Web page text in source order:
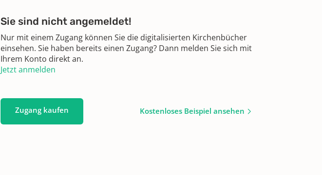
Sie sind nicht angemeldet!
Nur mit einem Zugang können Sie die digitalisierten Kirchenbücher
einsehen. Sie haben bereits einen Zugang? Dann melden Sie sich mit
Ihrem Konto direkt an.
Jetzt anmelden
Zugang kaufen Kostenloses Beispiel ansehen